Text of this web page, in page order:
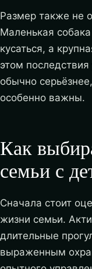
Размер также не
Маленькая
кусаться, а
этом
обычно
особенно важны.
Как
семьи с
Сначала стоит
жизни семьи.
длительные
выраженным